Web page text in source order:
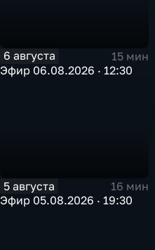
6 августа
15 мин
Эфир 06.08.2026 · 12:30
5 августа
16 мин
Эфир 05.08.2026 · 19:30